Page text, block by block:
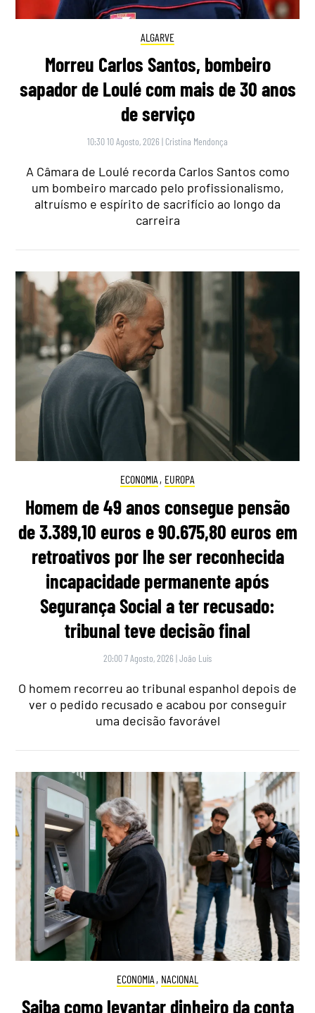
ALGARVE
Morreu Carlos Santos, bombeiro
sapador de Loulé com mais de 30 anos
de serviço
10:30 10 Agosto, 2026 | Cristina Mendonça
A Câmara de Loulé recorda Carlos Santos como
um bombeiro marcado pelo profissionalismo,
altruísmo e espírito de sacrifício ao longo da
carreira
ECONOMIA , EUROPA
Homem de 49 anos consegue pensão
de 3.389,10 euros e 90.675,80 euros em
retroativos por lhe ser reconhecida
incapacidade permanente após
Segurança Social a ter recusado:
tribunal teve decisão final
20:00 7 Agosto, 2026 |João Luís
O homem recorreu ao tribunal espanhol depois de
ver o pedido recusado e acabou por conseguir
uma decisão favorável
ECONOMIA , NACIONAL
Saiba como levantar dinheiro da conta